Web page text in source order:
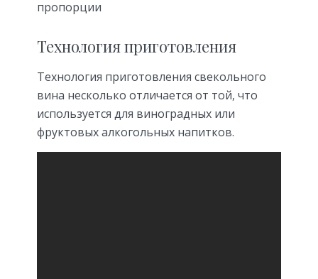
пропорции
Технология приготовления
Технология приготовления свекольного
вина несколько отличается от той, что
используется для виноградных или
фруктовых алкогольных напитков.